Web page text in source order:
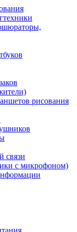
рисования
связи
с микрофоном)